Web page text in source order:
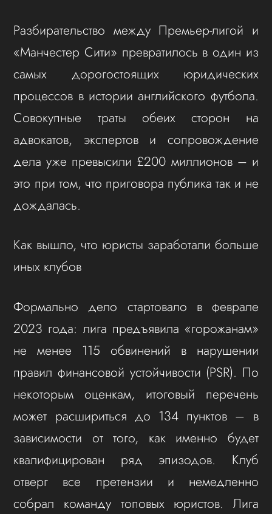
Разбирательство между Премьер-лигой и
«Манчестер Сити» превратилось в один из
самых дорогостоящих юридических
процессов в истории английского футбола.
Совокупные траты обеих сторон на
адвокатов, экспертов и сопровождение
дела уже превысили £200 миллионов – и
это при том, что приговора публика так и не
дождалась.
Как вышло, что юристы заработали больше
иных клубов
Формально дело стартовало в феврале
2023 года: лига предъявила «горожанам»
не менее 115 обвинений в нарушении
правил финансовой устойчивости (PSR). По
некоторым оценкам, итоговый перечень
может расшириться до 134 пунктов – в
зависимости от того, как именно будет
квалифицирован ряд эпизодов. Клуб
отверг все претензии и немедленно
собрал команду топовых юристов. Лига